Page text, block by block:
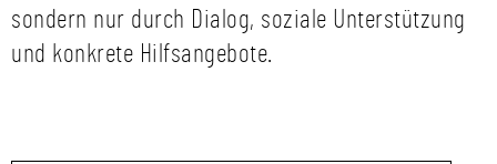
sondern nur durch Dialog, soziale Unterstützung
und konkrete Hilfsangebote.